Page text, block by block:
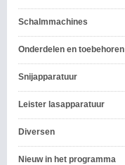
Schalmmachines
Onderdelen en toebehoren
Snijapparatuur
Leister lasapparatuur
Diversen
Nieuw in het programma